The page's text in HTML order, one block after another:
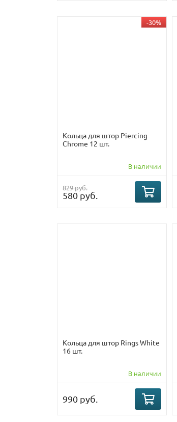
-30%
Кольца для штор Piercing
Chrome 12 шт.
В наличии
829 руб.
580 руб.
Кольца для штор Rings White
16 шт.
В наличии
990 руб.